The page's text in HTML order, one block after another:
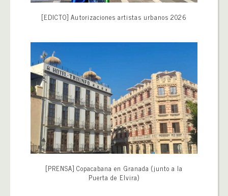
[EDICTO] Autorizaciones artistas urbanos 2026
[PRENSA] Copacabana en Granada (junto a la
Puerta de Elvira)